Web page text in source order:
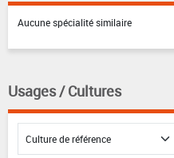
Aucune spécialité similaire
Usages / Cultures